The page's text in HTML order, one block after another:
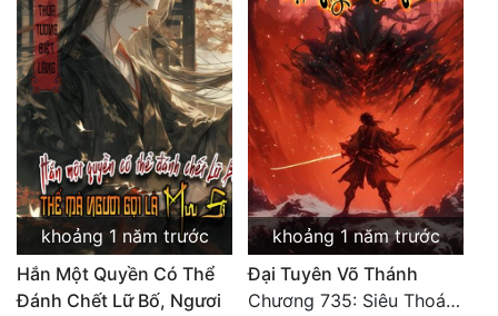
khoảng 1 năm trước
Hắn Một Quyền Có Thể
Đánh Chết Lữ Bố, Ngươi
khoảng 1 năm trước
Đại Tuyên Võ Thánh
Chương 735: Siêu Thoát (Kết)